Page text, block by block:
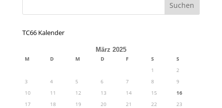
TC66 Kalender
März 2025
M D M D F S
S
1
2
3
4 5 6 7 8
9
10
11 12 13 14 15
16
17
18 19 20 21 22
23